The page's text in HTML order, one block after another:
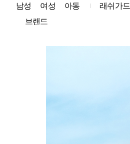
남성 여성 아동 래쉬가드
브랜드